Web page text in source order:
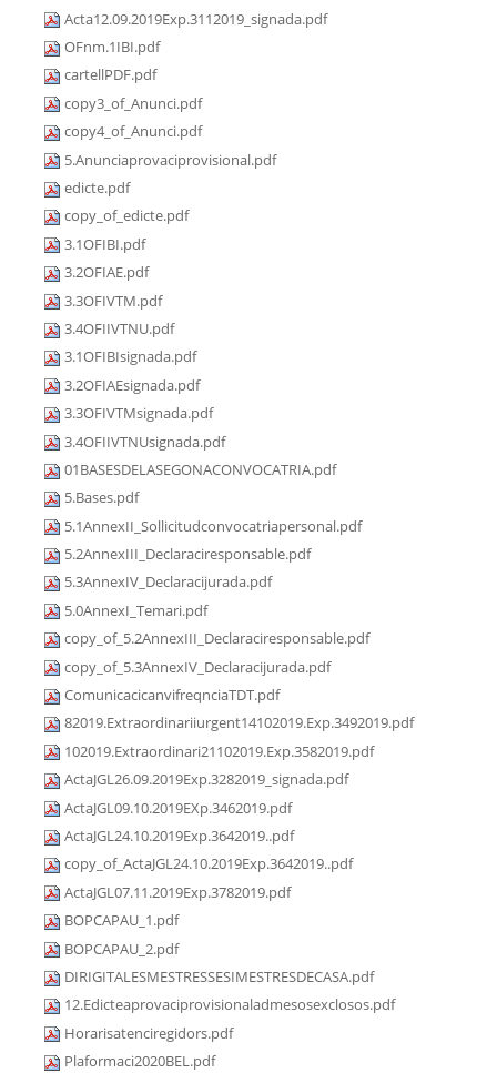
Acta12.09.2019Exp.3112019_signada.pdf
OFnm.1IBI.pdf
cartellPDF.pdf
copy3_of_Anunci.pdf
copy4_of_Anunci.pdf
5.Anunciaprovaciprovisional.pdf
edicte.pdf
copy_of_edicte.pdf
3.1OFIBI.pdf
3.2OFIAE.pdf
3.3OFIVTM.pdf
3.4OFIIVTNU.pdf
3.1OFIBIsignada.pdf
3.2OFIAEsignada.pdf
3.3OFIVTMsignada.pdf
3.4OFIIVTNUsignada.pdf
01BASESDELASEGONACONVOCATRIA.pdf
5.Bases.pdf
5.1AnnexII_Sollicitudconvocatriapersonal.pdf
5.2AnnexIII_Declaraciresponsable.pdf
5.3AnnexIV_Declaracijurada.pdf
5.0AnnexI_Temari.pdf
copy_of_5.2AnnexIII_Declaraciresponsable.pdf
copy_of_5.3AnnexIV_Declaracijurada.pdf
ComunicacicanvifreqnciaTDT.pdf
82019.Extraordinariiurgent14102019.Exp.3492019.pdf
102019.Extraordinari21102019.Exp.3582019.pdf
ActaJGL26.09.2019Exp.3282019_signada.pdf
ActaJGL09.10.2019EXp.3462019.pdf
ActaJGL24.10.2019Exp.3642019..pdf
copy_of_ActaJGL24.10.2019Exp.3642019..pdf
ActaJGL07.11.2019Exp.3782019.pdf
BOPCAPAU_1.pdf
BOPCAPAU_2.pdf
DIRIGITALESMESTRESSESIMESTRESDECASA.pdf
12.Edicteaprovaciprovisionaladmesosexclosos.pdf
Horarisatenciregidors.pdf
Plaformaci2020BEL.pdf